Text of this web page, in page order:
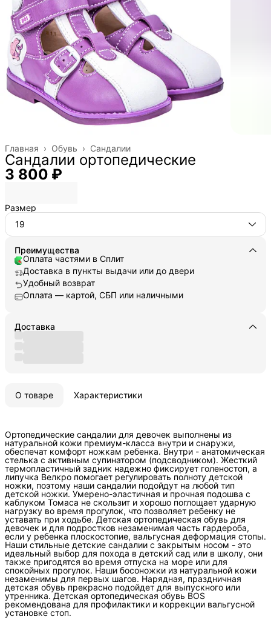
Сандалии
Обувь ›
Главная ›
Сандалии ортопедические
3 800 ₽
Размер
19
Преимущества
Оплата частями в Сплит
Доставка в пункты выдачи или до двери
Удобный возврат
Оплата — картой, СБП или наличными
Доставка
О товаре Характеристики
Ортопедические сандалии для девочек выполнены из
натуральной кожи премиум-класса внутри и снаружи,
обеспечат комфорт ножкам ребенка. Внутри - анатомическая
стелька с активным супинатором (подсводником). Жесткий
термопластичный задник надежно фиксирует голеностоп, а
липучка Велкро помогает регулировать полноту детской
ножки, поэтому наши сандалии подойдут на любой тип
детской ножки. Умерено-эластичная и прочная подошва с
каблуком Томаса не скользит и хорошо поглощает ударную
нагрузку во время прогулок, что позволяет ребенку не
уставать при ходьбе. Детская ортопедическая обувь для
девочек и для подростков незаменимая часть гардероба,
если у ребенка плоскостопие, вальгусная деформация стопы.
Наши стильные детские сандалии с закрытым носом - это
идеальный выбор для похода в детский сад или в школу, они
также пригодятся во время отпуска на море или для
спокойных прогулок. Наши босоножки из натуральной кожи
незаменимы для первых шагов. Нарядная, праздничная
детская обувь прекрасно подойдет для выпускного или
утренника. Детская ортопедическая обувь BOS
рекомендована для профилактики и коррекции вальгусной
установке стоп.